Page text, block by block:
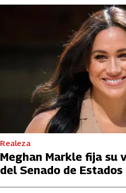
Realeza
Meghan Markle fija su
del Senado de Estados